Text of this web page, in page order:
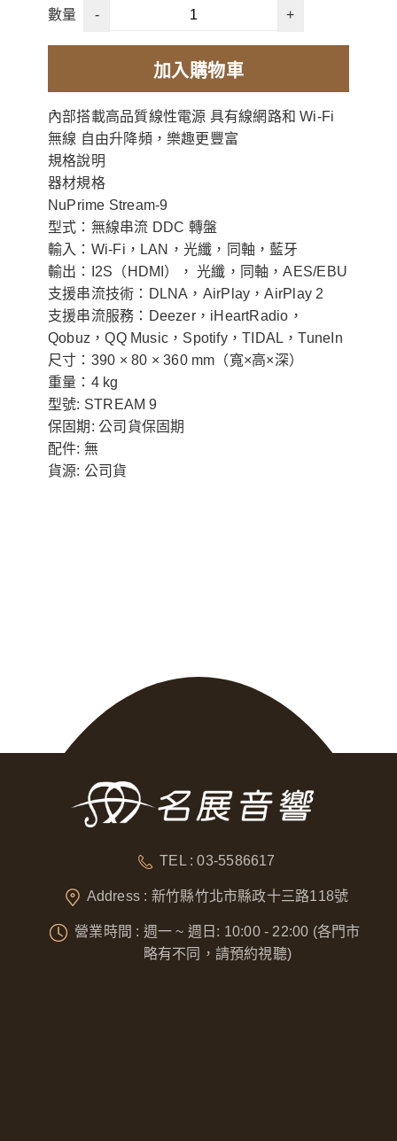
數量 - +
加入購物車
內部搭載高品質線性電源 具有線網路和 Wi-Fi
無線 自由升降頻，樂趣更豐富
規格說明
器材規格
NuPrime Stream-9
型式：無線串流 DDC 轉盤
輸入：Wi-Fi，LAN，光纖，同軸，藍牙
輸出：I2S（HDMI）， 光纖，同軸，AES/EBU
支援串流技術：DLNA，AirPlay，AirPlay 2
支援串流服務：Deezer，iHeartRadio，
Qobuz，QQ Music，Spotify，TIDAL，TuneIn
尺寸：390 × 80 × 360 mm（寬×高×深）
重量：4 kg
型號: STREAM 9
保固期: 公司貨保固期
配件: 無
貨源: 公司貨
TEL : 03-5586617
Address : 新竹縣竹北市縣政十三路118號
營業時間 : 週一 ~ 週日: 10:00 - 22:00 (各門市
略有不同，請預約視聽)